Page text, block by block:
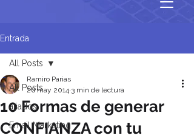
Entrada
All Posts
aliados
Email Marketing
All Posts
10 Formas de generar
CONFIANZA con tu
Ramiro Parias
26 may 2014 3 min de lectura